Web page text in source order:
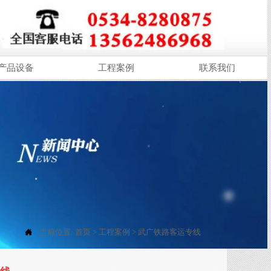
品设备 工程案例 联系我们
 当前位置: 首页> 工程案例 > 武广铁路客运专线